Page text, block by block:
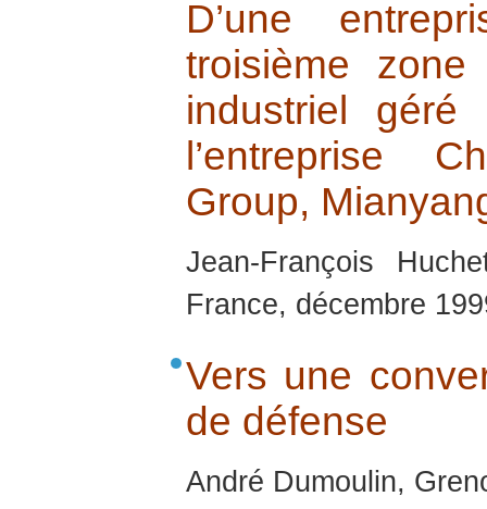
D’une
troisième
industriel
l’entreprise
Group,
Jean-François
France, décembre
Vers une
de défense
André Dumoulin,